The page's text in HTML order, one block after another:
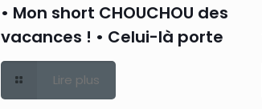
• Mon short CHOUCHOU des
vacances ! • Celui-là porte
Lire plus